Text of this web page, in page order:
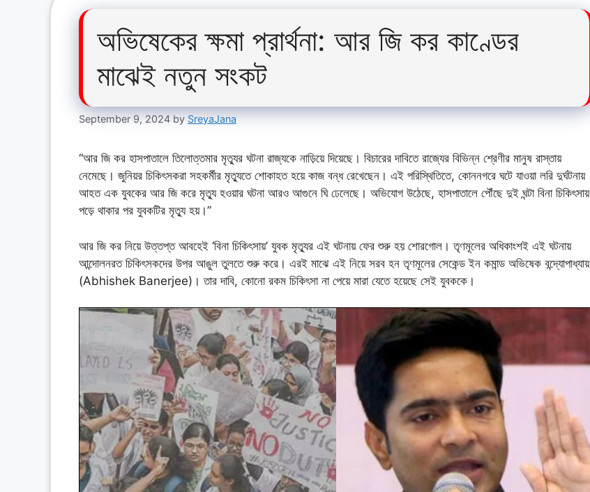
অভিষেকের ক্ষমা প্রার্থনা: আর জি কর কাণ্ডের
মাঝেই নতুন সংকট
September 9, 2024 by SreyaJana
“আর জি কর হাসপাতালে তিলোত্তমার মৃত্যুর ঘটনা রাজ্যকে নাড়িয়ে দিয়েছে। বিচারের দাবিতে রাজ্যের বিভিন্ন শ্রেণীর মানুষ রাস্তায়
নেমেছে। জুনিয়র চিকিৎসকরা সহকর্মীর মৃত্যুতে শোকাহত হয়ে কাজ বন্ধ রেখেছেন। এই পরিস্থিতিতে, কোননগরে ঘটে যাওয়া লরি দুর্ঘটনায়
আহত এক যুবকের আর জি করে মৃত্যু হওয়ার ঘটনা আরও আগুনে ঘি ঢেলেছে। অভিযোগ উঠেছে, হাসপাতালে পৌঁছে দুই ঘন্টা বিনা চিকিৎসায়
পড়ে থাকার পর যুবকটির মৃত্যু হয়।”
আর জি কর নিয়ে উত্তপ্ত আবহেই ‘বিনা চিকিৎসায়’ যুবক মৃত্যুর এই ঘটনায় ফের শুরু হয় শোরগোল। তৃণমূলের অধিকাংশই এই ঘটনায়
আন্দোলনরত চিকিৎসকদের উপর আঙুল তুলতে শুরু করে। এরই মাঝে এই নিয়ে সরব হন তৃণমূলের সেকেন্ড ইন কমান্ড অভিষেক বন্দ্যোপাধ্যায়
(Abhishek Banerjee)। তার দাবি, কোনো রকম চিকিৎসা না পেয়ে মারা যেতে হয়েছে সেই যুবককে।